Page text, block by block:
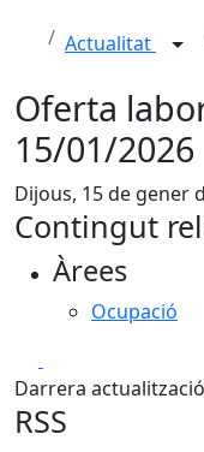
Actualitat
Oferta
15/01/2026
Dijous, 15 de gener
Contingut
Àrees
Ocupació
Darrera
RSS